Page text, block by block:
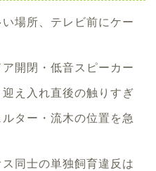
い場所、テレビ前にケー
ア開閉・低音スピーカー
迎え入れ直後の触りすぎ
ルター・流木の位置を急
ス同士の単独飼育違反は